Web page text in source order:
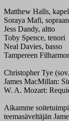
Matthew Halls,
Soraya Mafi,
Jess Dandy, altto
Toby Spence, tenori
Neal Davies, basso
Tampereen
Christopher Tye
James MacMillan:
W. A. Mozart:
Aikamme
teemasäveltäjän